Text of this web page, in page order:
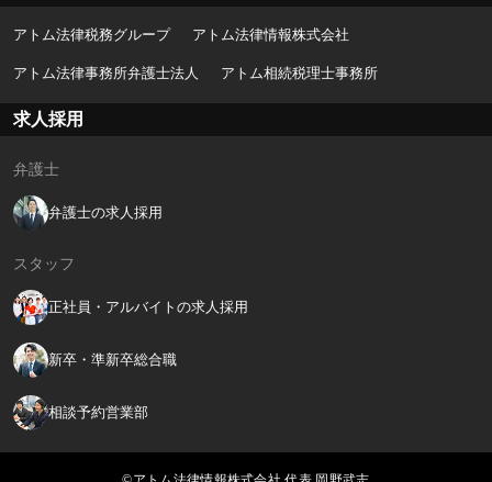
アトム法律税務グループ アトム法律情報株式会社
アトム法律事務所弁護士法人 アトム相続税理士事務所
求人採用
弁護士
弁護士の求人採用
スタッフ
正社員・アルバイトの求人採用
新卒・準新卒総合職
相談予約営業部